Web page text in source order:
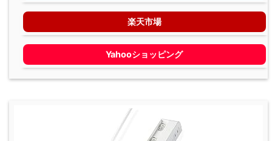
楽天市場
Yahooショッピング